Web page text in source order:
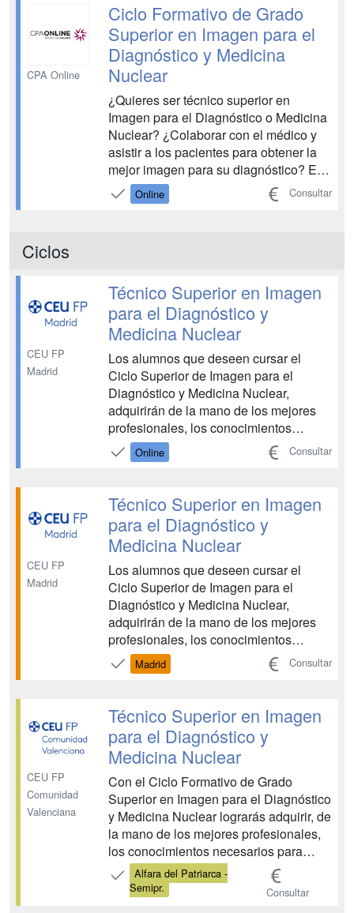
durante su estancia en la un...
CPA Online
Ciclo Formativo de Grado
Superior en Imagen para el
Diagnóstico y Medicina
Nuclear
¿Quieres ser técnico superior en
Imagen para el Diagnóstico o Medicina
Nuclear? ¿Colaborar con el médico y
asistir a los pacientes para obtener la
mejor imagen para su diagnóstico? En
CPA te enseñamos, de la mano de
grandes profesionales, a obtener
Online Consultar
Ciclos
CEU FP
Madrid
Técnico Superior en Imagen
para el Diagnóstico y
Medicina Nuclear
Los alumnos que deseen cursar el
Ciclo Superior de Imagen para el
Diagnóstico y Medicina Nuclear,
adquirirán de la mano de los mejores
profesionales, los conocimientos
necesarios para obtener registros
gráficos del cuerpo humano utilizando
computarizada, de resonancia
magnética, de SPECT y PET. Además
el ISE...
Online Consultar
CEU FP
Madrid
Técnico Superior en Imagen
para el Diagnóstico y
Medicina Nuclear
Los alumnos que deseen cursar el
Ciclo Superior de Imagen para el
Diagnóstico y Medicina Nuclear,
adquirirán de la mano de los mejores
profesionales, los conocimientos
necesarios para obtener registros
gráficos del cuerpo humano utilizando
computarizada, de resonancia
magnética, de SPECT y PET. Además
el ISE...
Madrid Consultar
CEU FP
Comunidad
Valenciana
Técnico Superior en Imagen
para el Diagnóstico y
Medicina Nuclear
Con el Ciclo Formativo de Grado
Superior en Imagen para el Diagnóstico
y Medicina Nuclear lograrás adquirir, de
la mano de los mejores profesionales,
los conocimientos necesarios para
obtener registros gráficos del cuerpo
humano utilizando equipos de
diagnóstico por imagen y de medicina
Alfara del Patriarca -
Semipr.
Consultar